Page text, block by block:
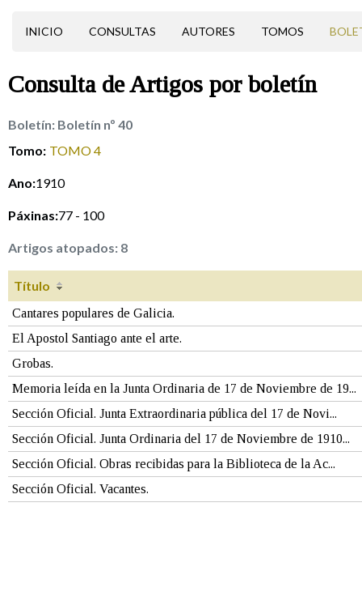
INICIO CONSULTAS AUTORES TOMOS
Consulta deArtigos por boletín
Boletín: Boletín nº 40
Tomo: TOMO 4
Ano:1910
Páxinas:77 - 100
Artigos atopados: 8
Título
Cantares populares de Galicia.
El Apostol Santiago ante el arte.
Grobas.
Memoria leída en la Junta Ordinaria de 17 de Noviembre de 19...
Sección Oficial. Junta Extraordinaria pública del 17 de Novi...
Sección Oficial. Junta Ordinaria del 17 de Noviembre de 1910...
Sección Oficial. Obras recibidas para la Biblioteca de la Ac...
Sección Oficial. Vacantes.